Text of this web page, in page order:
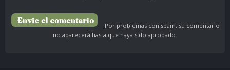
Por problemas con spam, su comentario
no aparecerá hasta que haya sido aprobado.